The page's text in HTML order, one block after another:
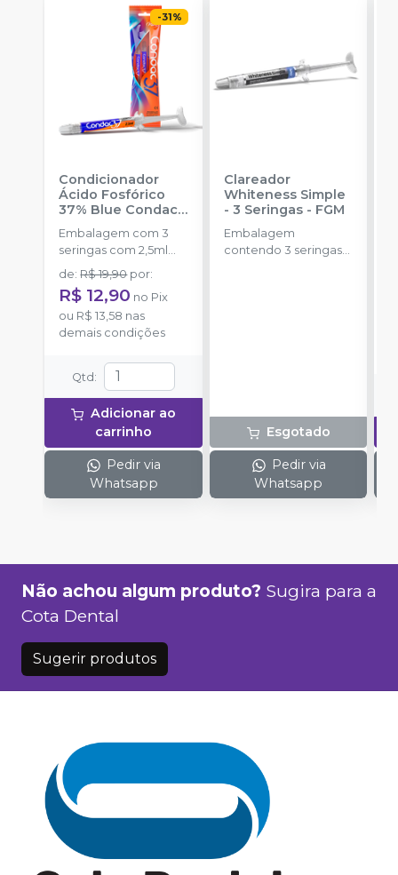
-31%
Condicionador
Ácido Fosfórico
37% Blue Condac-
FGM
Embalagem com 3
seringas com 2,5ml
cada uma e 3
ponteiras para
aplicação.
de:R$ 19,90 por:
R$ 12,90 no Pix
ou R$ 13,58 nas
demais condições
Qtd :
Adicionar ao
carrinho
Pedir via
Whatsapp
Clareador
Whiteness Simple
- 3 Seringas- FGM
Embalagem
contendo 3 seringas
Esgotado
Pedir via
Whatsapp
Não achou algum produto? Sugira para a
Cota Dental
Sugerir produtos